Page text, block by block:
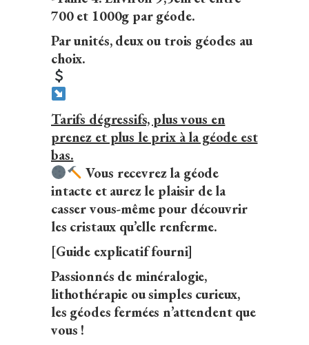
700 et 1000g par géode.
Par unités, deux ou trois géodes au
choix.
Tarifs dégressifs, plus vous en
prenez et plus le prix à la géode est
bas.
Vous recevrez la géode
intacte et aurez le plaisir de la
casser vous-même pour découvrir
les cristaux qu’elle renferme.
[Guide explicatif fourni]
Passionnés de minéralogie,
lithothérapie ou simples curieux,
les géodes fermées n’attendent que
vous !